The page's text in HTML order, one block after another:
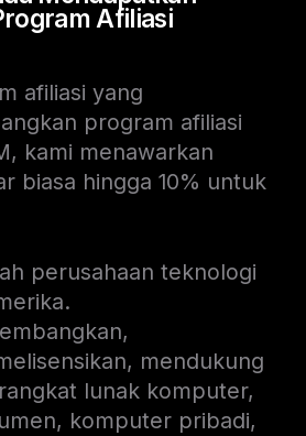
Afiliasi
afiliasi yang
program afiliasi
kami menawarkan
biasa hingga 10% untuk
perusahaan teknologi
mendukung
lunak komputer,
komputer pribadi,